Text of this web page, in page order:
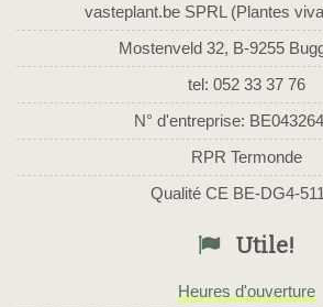
vasteplant.be SPRL (Plantes
Mostenveld 32, B-9255
tel: 052 33 37 76
N° d'entreprise:
RPR Termonde
Qualité CE BE-DG4-
Utile!
Heures d'ouverture